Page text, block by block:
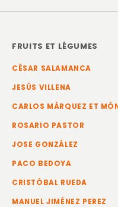
FRUITS ET LÉGUMES
CÉSAR SALAMANCA
JESÚS VILLENA
CARLOS MÁRQUEZ ET
ROSARIO PASTOR
JOSE GONZÁLEZ
PACO BEDOYA
CRISTÓBAL RUEDA
MANUEL JIMÉNEZ PEREZ